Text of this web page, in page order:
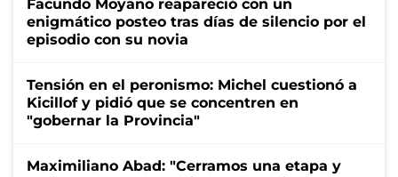
Facundo Moyano reapareció con un
enigmático posteo tras días de silencio por el
episodio con su novia
Tensión en el peronismo: Michel cuestionó a
Kicillof y pidió que se concentren en
"gobernar la Provincia"
Maximiliano Abad: "Cerramos una etapa y